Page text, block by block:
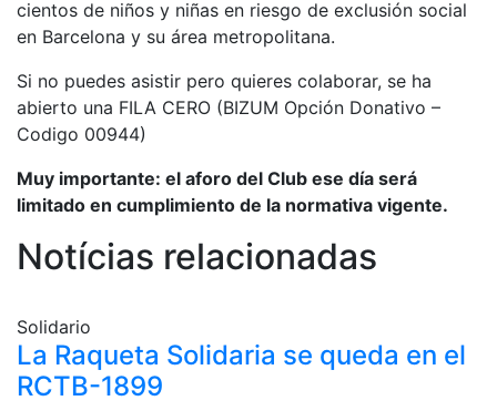
Social
Fotos
Normativa
Pádel
Escuela de
Pádel
Social de Pádel
Cuadro
d'Honor
cientos de niños y niñas en riesgo de exclusión social
en Barcelona y su área metropolitana.
Si no puedes asistir pero quieres colaborar, se ha
abierto una FILA CERO (BIZUM Opción Donativo –
Codigo 00944)
Muy importante: el aforo del Club ese día será
limitado en cumplimiento de la normativa vigente.
Notícias relacionadas
Solidario
La Raqueta Solidaria se queda en el
RCTB-1899